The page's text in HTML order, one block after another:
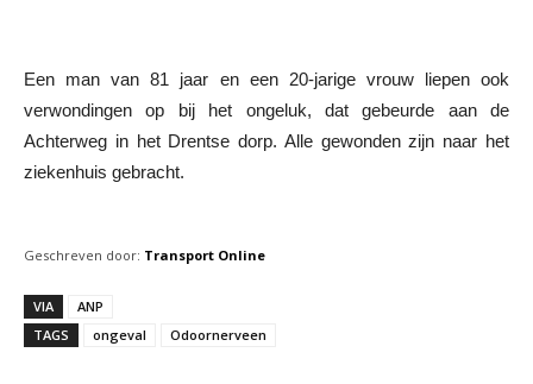
Een man van 81 jaar en een 20-jarige vrouw liepen ook
verwondingen op bij het ongeluk, dat gebeurde aan de
Achterweg in het Drentse dorp. Alle gewonden zijn naar het
ziekenhuis gebracht.
Geschreven door: Transport Online
VIA
ANP
TAGS
ongeval Odoornerveen